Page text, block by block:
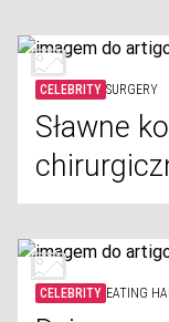
CELEBRITY SURGERY
Sławne
CELEBRITY EATING